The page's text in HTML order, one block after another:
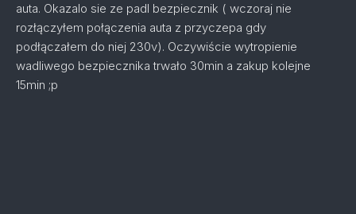
auta. Okazalo sie ze padl bezpiecznik ( wczoraj nie
rozłączyłem połączenia auta z przyczepa gdy
podłączałem do niej 230v). Oczywiście wytropienie
wadliwego bezpiecznika trwało 30min a zakup kolejne
15min ;p